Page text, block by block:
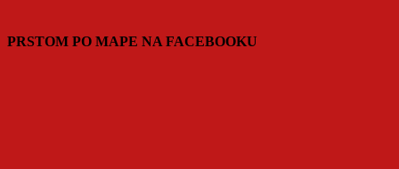
PRSTOM PO MAPE NA FACEBOOKU